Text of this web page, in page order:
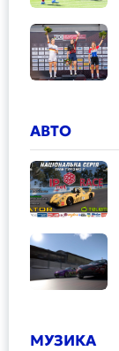
АВТО
МУЗИКА